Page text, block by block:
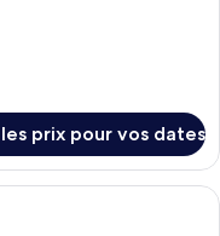
prix pour vos dates
d’hôtel avec un